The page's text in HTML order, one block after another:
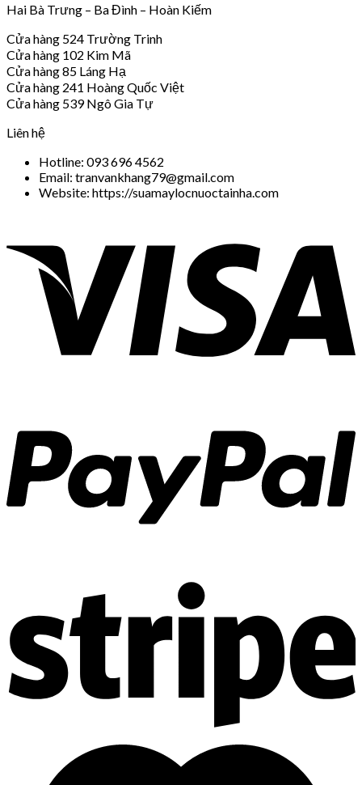
Hai Bà Trưng – Ba Đình – Hoàn Kiếm
Cửa hàng 524 Trường Trinh
Cửa hàng 102 Kim Mã
Cửa hàng 85 Láng Hạ
Cửa hàng 241 Hoàng Quốc Việt
Cửa hàng 539 Ngô Gia Tự
Liên hệ
Hotline: 093 696 4562
Email: tranvankhang79@gmail.com
Website: https://suamaylocnuoctainha.com